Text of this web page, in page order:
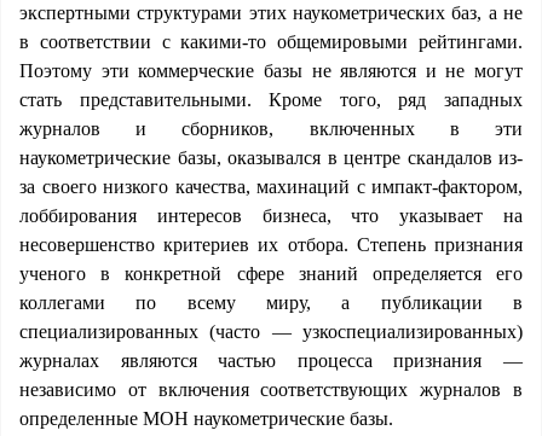
экспертными структурами этих наукометрических баз, а не
в соответствии с какими-то общемировыми рейтингами.
Поэтому эти коммерческие базы не являются и не могут
стать представительными. Кроме того, ряд западных
журналов и сборников, включенных в эти
наукометрические базы, оказывался в центре скандалов из-
за своего низкого качества, махинаций с импакт-фактором,
лоббирования интересов бизнеса, что указывает на
несовершенство критериев их отбора. Степень признания
ученого в конкретной сфере знаний определяется его
коллегами по всему миру, а публикации в
специализированных (часто — узкоспециализированных)
журналах являются частью процесса признания —
независимо от включения соответствующих журналов в
определенные МОН наукометрические базы.